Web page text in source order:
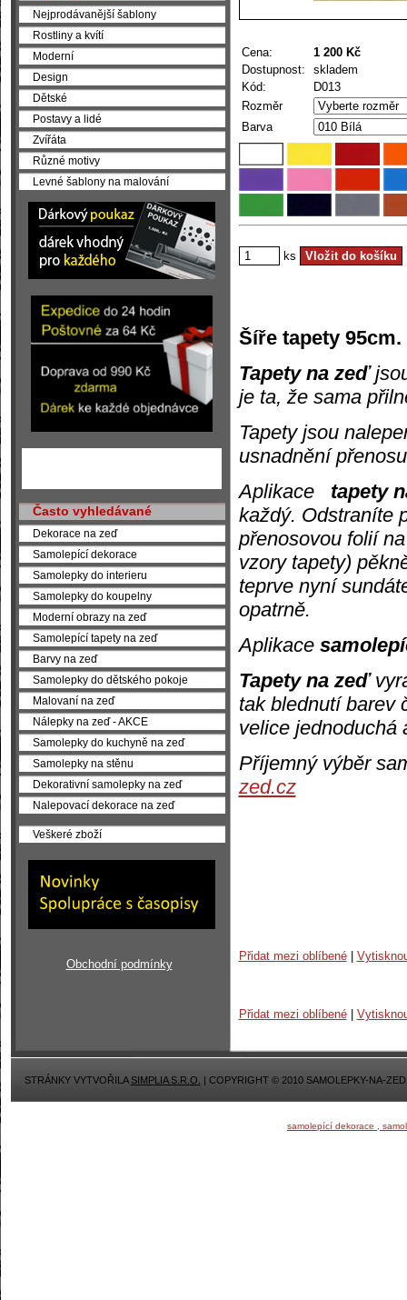
Cena:
1 200 Kč
Dostupnost:
skladem
Kód:
D013
Rozměr
Barva
ks
Šíře tapety 95cm.
Tapety na zeď
je ta, že sama
Tapety jsou
usnadnění
Aplikace tapety
každý. Odstraníte
přenosovou folií
vzory tapety)
teprve nyní
opatrně.
Aplikace
Tapety na zeď
tak blednutí barev
velice jednoduchá
Příjemný výběr
zed.cz
Přidat mezi oblíbené|
Přidat mezi oblíbené|
Nejprodávanější šablony
Rostliny a kvítí
Moderní
Design
Dětské
Postavy a lidé
Zvířáta
Různé motivy
Levné šablony na malování
Často vyhledávané
Dekorace na zeď
Samolepící dekorace
Samolepky do interieru
Samolepky do koupelny
Moderní obrazy na zeď
Samolepící tapety na zeď
Barvy na zeď
Samolepky do dětského pokoje
Malovaní na zeď
Nálepky na zeď - AKCE
Samolepky do kuchyně na zeď
Samolepky na stěnu
Dekorativní samolepky na zeď
Nalepovací dekorace na zeď
Veškeré zboží
Obchodní podmínky
STRÁNKY VYTVOŘILASIMPLIA S.R.O. | COPYRIGHT © 2010 SAMOLEPKY-NA-
samolepící dekorace ,